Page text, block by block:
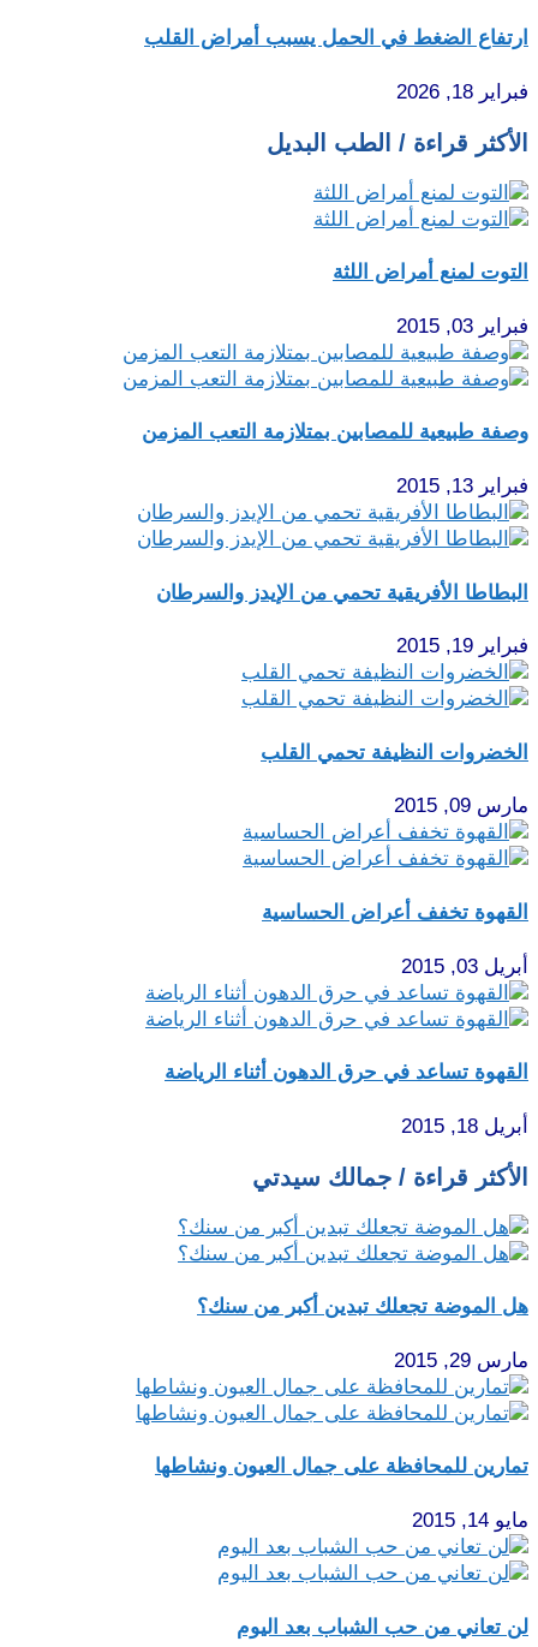
ارتفاع الضغط في الحمل يسبب أمراض القلب
فبراير 18, 2026
الأكثر قراءة / الطب البديل
التوت لمنع أمراض اللثة
فبراير 03, 2015
وصفة طبيعية للمصابين بمتلازمة التعب المزمن
فبراير 13, 2015
البطاطا الأفريقية تحمي من الإيدز والسرطان
فبراير 19, 2015
الخضروات النظيفة تحمي القلب
مارس 09, 2015
القهوة تخفف أعراض الحساسية
أبريل 03, 2015
القهوة تساعد في حرق الدهون أثناء الرياضة
أبريل 18, 2015
الأكثر قراءة / جمالك سيدتي
هل الموضة تجعلك تبدين أكبر من سنك؟
مارس 29, 2015
تمارين للمحافظة على جمال العيون ونشاطها
مايو 14, 2015
لن تعاني من حب الشباب بعد اليوم